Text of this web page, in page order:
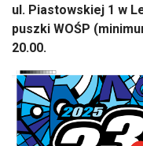
ul. Piastowskiej 1 w
puszki WOŚP
20.00.